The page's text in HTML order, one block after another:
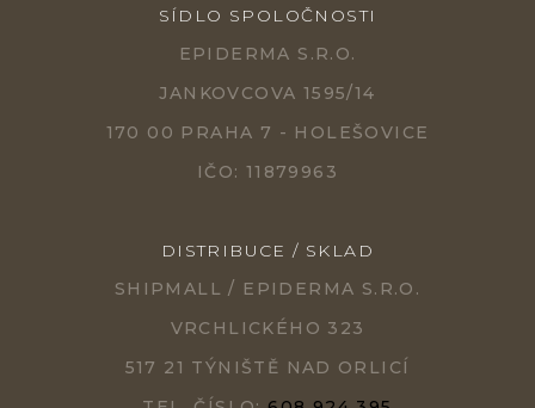
SÍDLO SPOLOČNOSTI
EPIDERMA S.R.O.
JANKOVCOVA 1595/14
170 00 PRAHA 7 - HOLEŠOVICE
IČO: 11879963
DISTRIBUCE / SKLAD
SHIPMALL / EPIDERMA S.R.O.
VRCHLICKÉHO 323
517 21 TÝNIŠTĚ NAD ORLICÍ